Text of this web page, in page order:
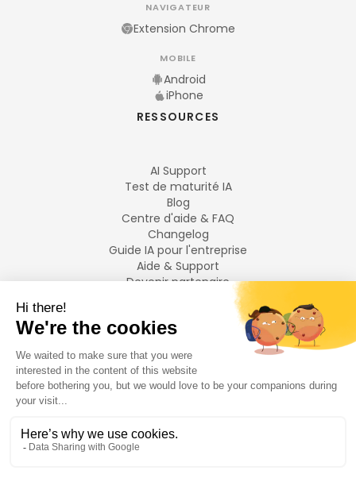
NAVIGATEUR
Extension Chrome
MOBILE
Android
iPhone
RESSOURCES
AI Support
Test de maturité IA
Blog
Centre d'aide & FAQ
Changelog
Guide IA pour l'entreprise
Aide & Support
Devenir partenaire
LANGUES
Français
English